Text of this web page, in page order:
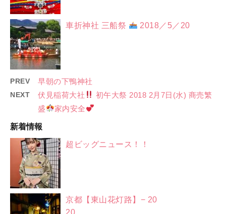
車折神社 三船祭 2018／5／20
PREV 早朝の下鴨神社
NEXT 伏見稲荷大社
初午大祭 2018 2月7日(水) 商売繁
盛
家内安全
新着情報
超ビッグニュース！！
京都【東山花灯路】− 20
20